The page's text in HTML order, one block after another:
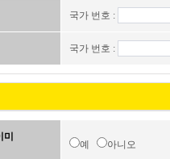
국가 번호 :
국가 번호 :
예 아니오